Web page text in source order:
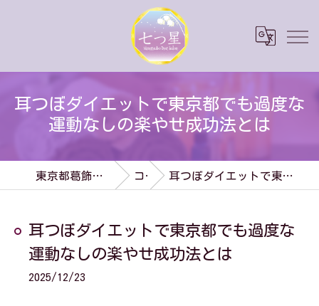
耳つぼダイエットで東京都でも過度な
運動なしの楽やせ成功法とは
東京都葛飾区のダイエットなら七つ星 コラム 耳つぼダイエットで東京都でも過度な運動なしの楽やせ成功法とは
耳つぼダイエットで東京都でも過度な
運動なしの楽やせ成功法とは
2025/12/23